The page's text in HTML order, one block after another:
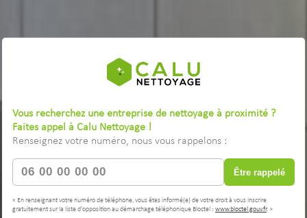
Vous recherchez une entreprise de nettoyage à proximité ?
Faites appel à Calu Nettoyage !
Renseignez votre numéro, nous vous rappelons :
Être rappelé
« En renseignant votre numéro de téléphone, vous êtes informé(e) de votre droit à vous inscrire
gratuitement sur la liste d'opposition au démarchage téléphonique Bloctel : www.bloctel.gouv.fr. »